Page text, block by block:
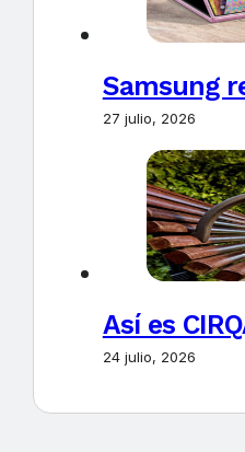
Samsung
27 julio, 2026
Así es
24 julio, 2026